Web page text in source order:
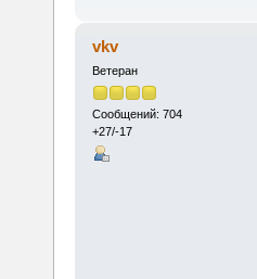
vkv
Ветеран
Сообщений: 704
+27/-17